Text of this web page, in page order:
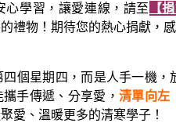
心學習，讓愛連線，請至 【
禮物！期待您的熱心捐獻，
個星期四，而是人手一機
手傳遞、分享愛， 清單向左
愛、溫暖更多的清寒學子！